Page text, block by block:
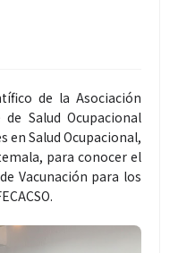
de la Asociación
Salud Ocupacional
en Salud Ocupacional,
para conocer el
Vacunación para los